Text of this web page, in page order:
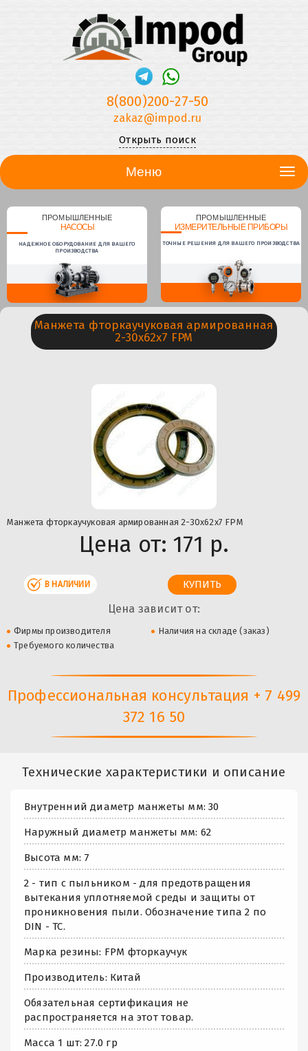
8(800)200-27-50
zakaz@impod.ru
Открыть поиск
Меню
ПРОМЫШЛЕННЫЕ
НАСОСЫ
НАДЕЖНОЕ ОБОРУДОВАНИЕ ДЛЯ ВАШЕГО
ПРОИЗВОДСТВА
ПРОМЫШЛЕННЫЕ
ИЗМЕРИТЕЛЬНЫЕ ПРИБОРЫ
ТОЧНЫЕ РЕШЕНИЯ ДЛЯ ВАШЕГО ПРОИЗВОДСТВА
Манжета фторкаучуковая армированная
2-30х62х7 FPM
Манжета фторкаучуковая армированная 2-30х62х7 FPM
Цена от: 171 р.
В НАЛИЧИИ
Цена зависит от:
Фирмы производителя
Наличия на складе (заказ)
Требуемого количества
Профессиональная консультация + 7 499
372 16 50
Технические характеристики и описание
Внутренний диаметр манжеты мм: 30
Наружный диаметр манжеты мм: 62
Высота мм: 7
2 - тип с пыльником - для предотвращения
вытекания уплотняемой среды и защиты от
проникновения пыли. Обозначение типа 2 по
DIN - TC.
Марка резины: FPM фторкаучук
Производитель: Китай
Обязательная сертификация не
распространяется на этот товар.
Масса 1 шт: 27.0 гр